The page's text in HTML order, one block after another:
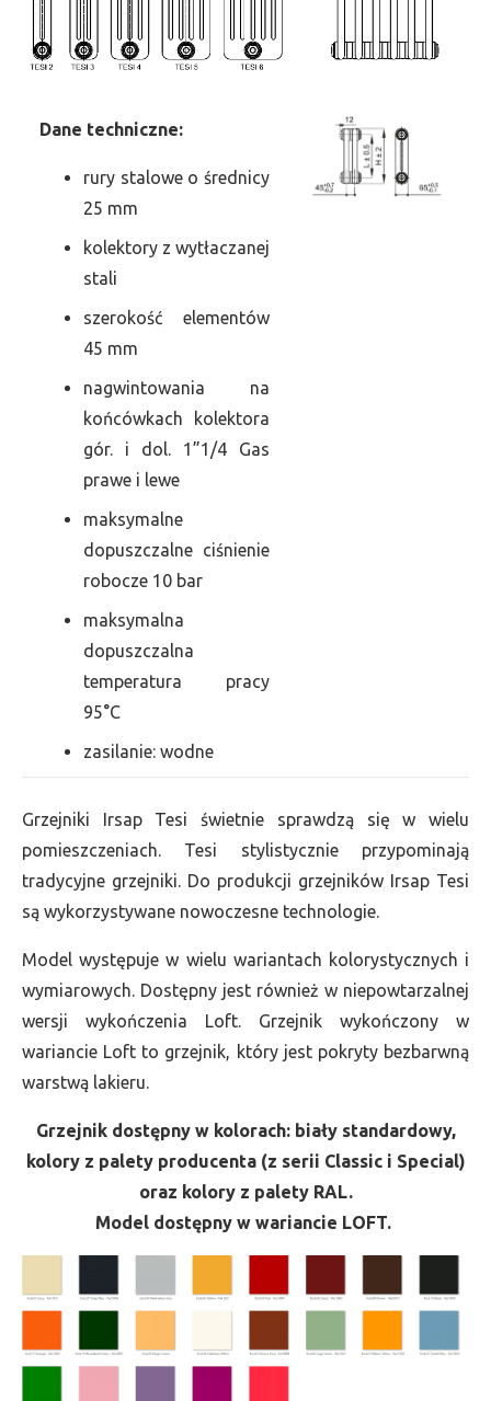
Dane techniczne:
rury stalowe o średnicy
25 mm
kolektory z wytłaczanej
stali
szerokość elementów
45 mm
nagwintowania na
końcówkach kolektora
gór. i dol. 1”1/4 Gas
prawe i lewe
maksymalne
dopuszczalne ciśnienie
robocze 10 bar
maksymalna
dopuszczalna
temperatura pracy
95°C
zasilanie: wodne
Grzejniki Irsap Tesi świetnie sprawdzą się w wielu
pomieszczeniach. Tesi stylistycznie przypominają
tradycyjne grzejniki. Do produkcji grzejników Irsap Tesi
są wykorzystywane nowoczesne technologie.
Model występuje w wielu wariantach kolorystycznych i
wymiarowych. Dostępny jest również w niepowtarzalnej
wersji wykończenia Loft. Grzejnik wykończony w
wariancie Loft to grzejnik, który jest pokryty bezbarwną
warstwą lakieru.
Grzejnik dostępny w kolorach: biały standardowy,
kolory z palety producenta (z serii Classic i Special)
oraz kolory z palety RAL.
Model dostępny w wariancie LOFT.